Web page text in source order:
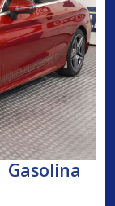
Gasolina